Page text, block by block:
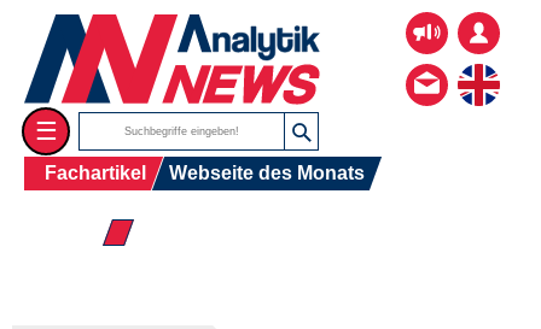
☰
Fachartikel Webseite des Monats
☰ 2026